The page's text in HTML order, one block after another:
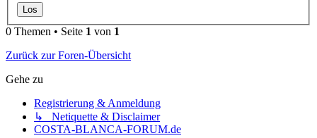
0 Themen • Seite 1 von 1
Zurück zur Foren-Übersicht
Gehe zu
Registrierung & Anmeldung
↳ Netiquette & Disclaimer
COSTA-BLANCA-FORUM.de